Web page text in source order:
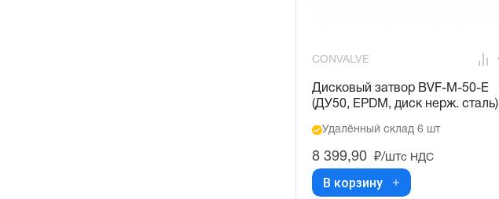
CONVALVE
Дисковый затвор BVF-M-50-E
(ДУ50, EPDM, диск нерж. сталь)
Удалённый склад 6 шт
8 399,90 ₽/штс НДС
В корзину